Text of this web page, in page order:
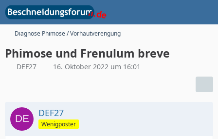
Diagnose Phimose / Vorhautverengung
Phimose und Frenulum breve
DEF27 16. Oktober 2022 um 16:01
DEF27
Wenigposter